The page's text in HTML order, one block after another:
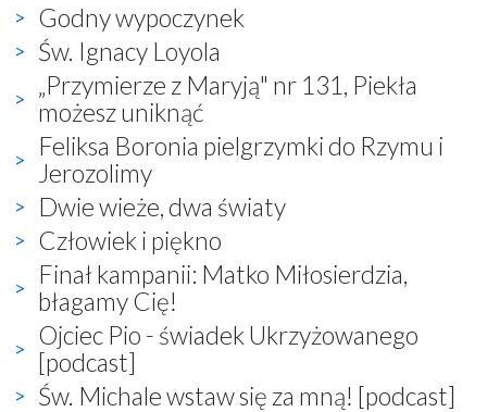
Godny wypoczynek
Św. Ignacy Loyola
„Przymierze z Maryją" nr 131, Piekła
możesz uniknąć
Feliksa Boronia pielgrzymki do Rzymu i
Jerozolimy
Dwie wieże, dwa światy
Człowiek i piękno
Finał kampanii: Matko Miłosierdzia,
błagamy Cię!
Ojciec Pio - świadek Ukrzyżowanego
[podcast]
Św. Michale wstaw się za mną! [podcast]